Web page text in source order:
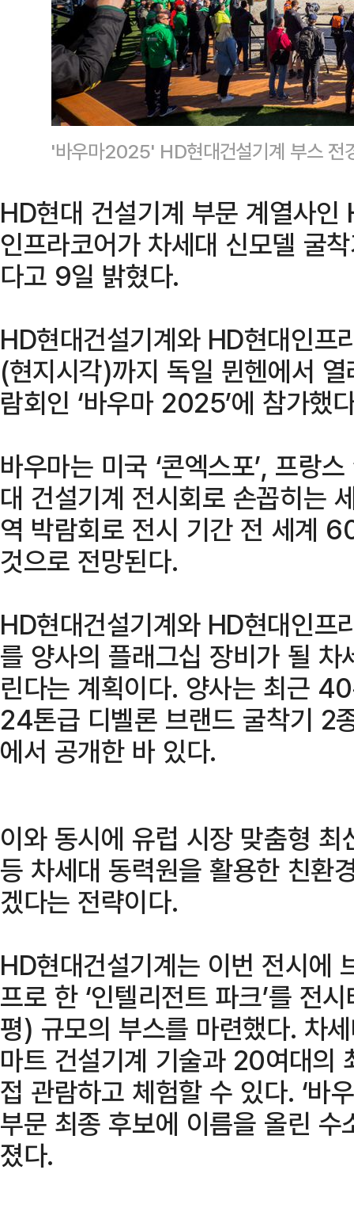
'바우마2025' HD현대건설기계 부스
HD현대 건설기계 부문 계열사
인프라코어가 차세대 신모델 굴
다고 9일 밝혔다.
HD현대건설기계와 HD현대인프
(현지시각)까지 독일 뮌헨에서
람회인 ‘바우마 2025’에 참가했
바우마는 미국 ‘콘엑스포’, 프랑
대 건설기계 전시회로 손꼽히는
역 박람회로 전시 기간 전 세계
것으로 전망된다.
HD현대건설기계와 HD현대인프
를 양사의 플래그십 장비가 될
린다는 계획이다. 양사는 최근
24톤급 디벨론 브랜드 굴착기 2
에서 공개한 바 있다.
이와 동시에 유럽 시장 맞춤형
등 차세대 동력원을 활용한 친환
겠다는 전략이다.
HD현대건설기계는 이번 전시에
프로 한 ‘인텔리전트 파크’를
평) 규모의 부스를 마련했다. 차
마트 건설기계 기술과 20여대의
접 관람하고 체험할 수 있다. ‘바
부문 최종 후보에 이름을 올린
졌다.